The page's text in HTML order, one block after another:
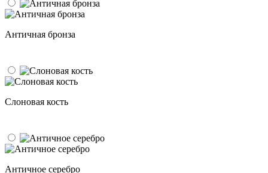
Античная бронза
Слоновая кость
Античное серебро